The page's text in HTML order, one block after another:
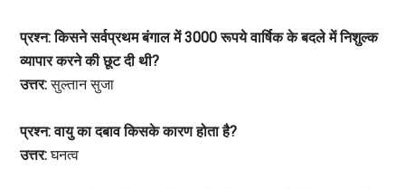
प्रश्न: किसने सर्वप्रथम बंगाल में 3000 रूपये वार्षिक के बदले में निशुल्क
व्यापार करने की छूट दी थी?
उत्तर:सुल्तान सुजा
प्रश्न: वायु का दबाव किसके कारण होता है?
उत्तर:घनत्व